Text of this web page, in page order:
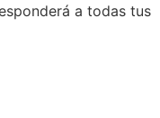
a todas tus